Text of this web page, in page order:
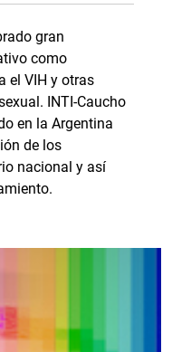
gran
como
el VIH y otras
INTI-Caucho
en la Argentina
de los
nacional y así